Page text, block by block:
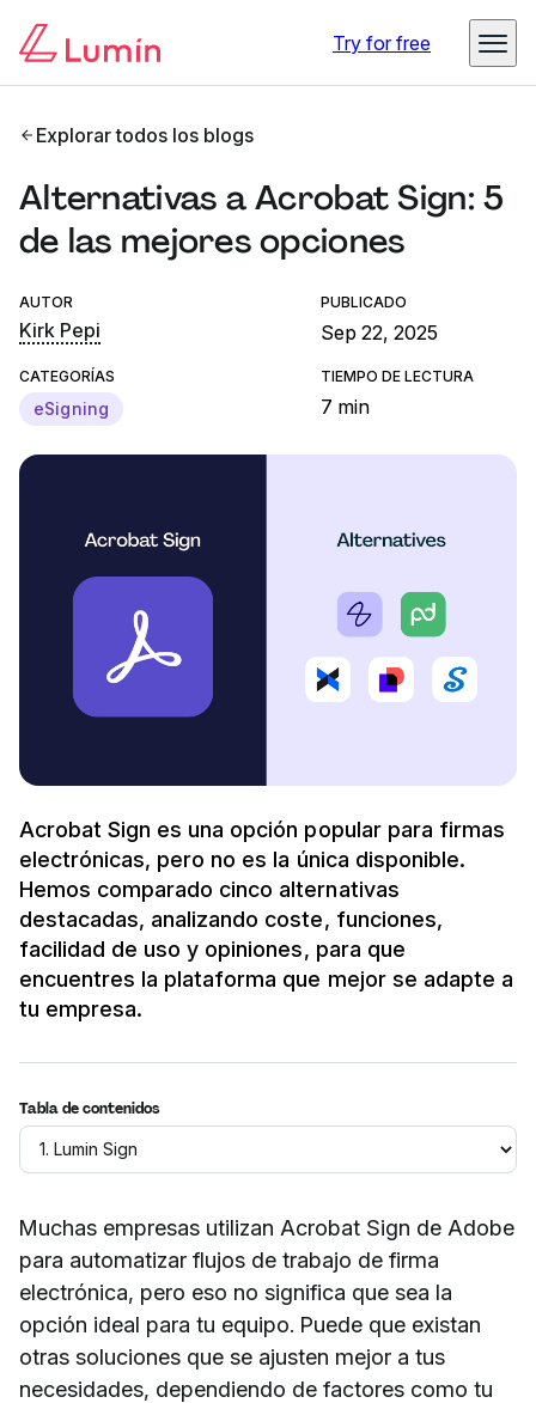
Try for free
Explorar todos los blogs
Alternativas a Acrobat Sign: 5
de las mejores opciones
AUTOR
Kirk Pepi
PUBLICADO
Sep 22, 2025
CATEGORÍAS
eSigning
TIEMPO DE LECTURA
7 min
Acrobat Sign es una opción popular para firmas
electrónicas, pero no es la única disponible.
Hemos comparado cinco alternativas
destacadas, analizando coste, funciones,
facilidad de uso y opiniones, para que
encuentres la plataforma que mejor se adapte a
tu empresa.
Tabla de contenidos
Muchas empresas utilizan Acrobat Sign de Adobe
para automatizar flujos de trabajo de firma
electrónica, pero eso no significa que sea la
opción ideal para tu equipo. Puede que existan
otras soluciones que se ajusten mejor a tus
necesidades, dependiendo de factores como tu